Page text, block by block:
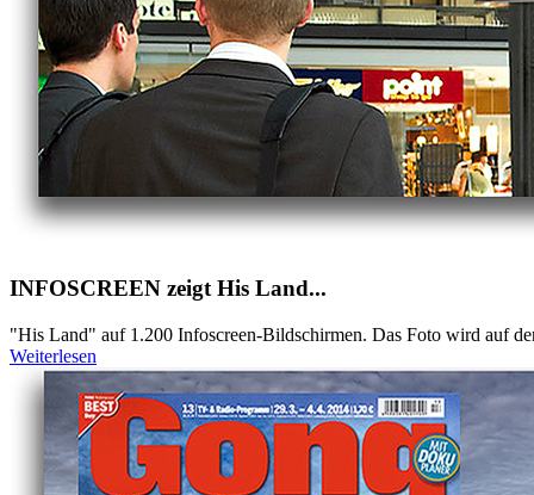
INFOSCREEN zeigt His Land...
"His Land" auf 1.200 Infoscreen-Bildschirmen. Das Foto wird auf
Weiterlesen